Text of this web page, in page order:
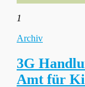
1
Kategorien
Archiv
3G
Amt für